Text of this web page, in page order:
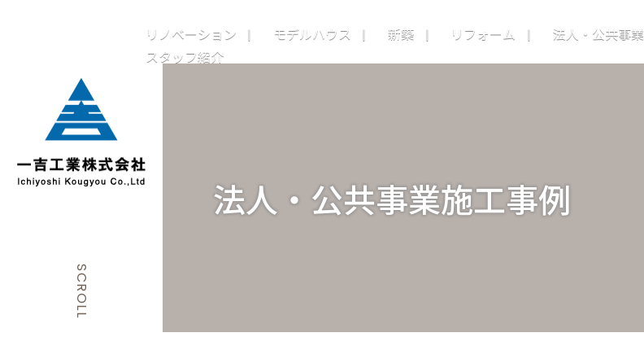
リノベーション モデルハウス 新築 リフォーム 法人・公共事業
スタッフ紹介
SCROLL
法人・公共事業施工事例